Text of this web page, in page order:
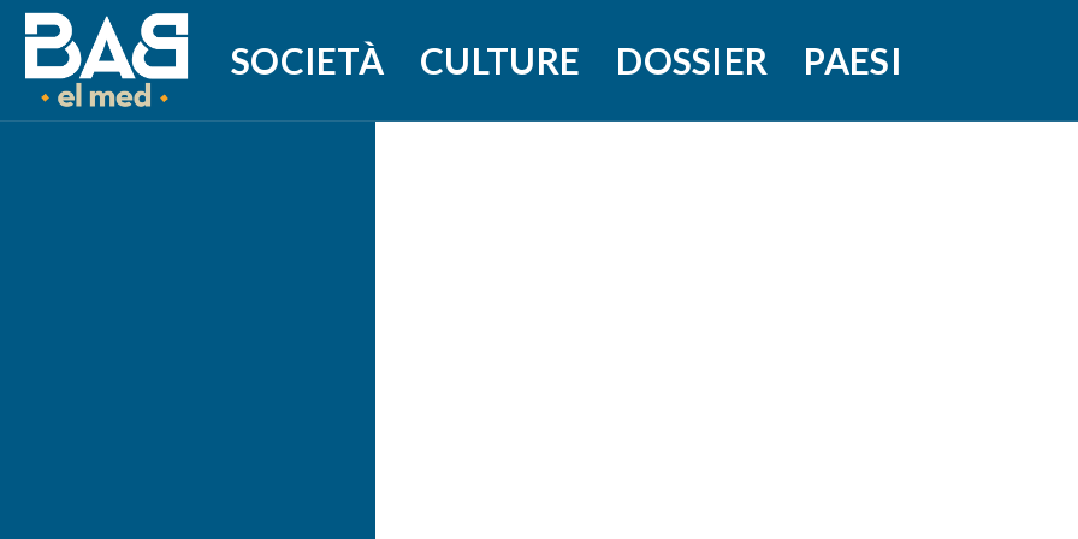
SOCIETÀ CULTURE DOSSIER PAESI